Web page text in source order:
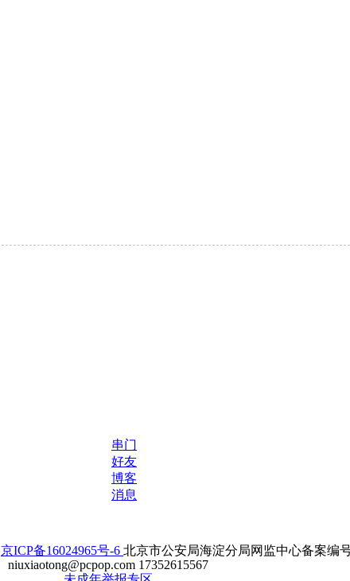
串门
好友
博客
消息
京ICP备16024965号-6 北京市公安局海淀分局网监中心备案编号
niuxiaotong@pcpop.com 17352615567